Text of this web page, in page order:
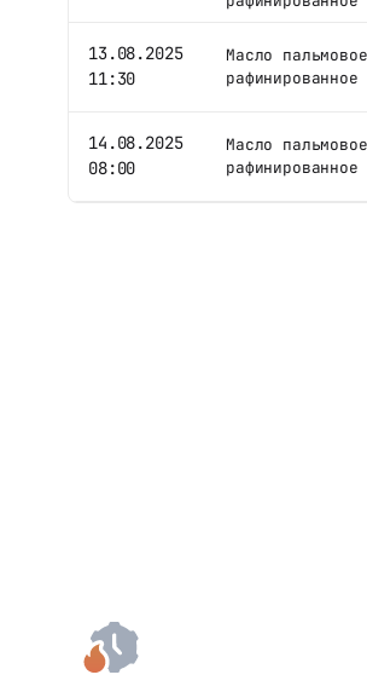
13.08.2025
11:30
Масло пальмовое
рафинированное
14.08.2025
08:00
Масло пальмовое
рафинированное